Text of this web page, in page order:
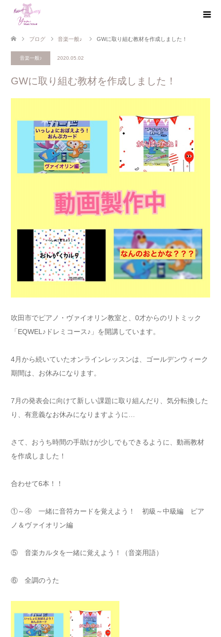
ブログ 音楽一般♪ GWに取り組む教材を作成しました！
音楽一般♪ 2020.05.02
GWに取り組む教材を作成しました！
吹田市でピアノ・ヴァイオリン教室と、0才からのリトミック
「EQWEL♪ドレミコース♪」を開講しています。
4月から続いていたオンラインレッスンは、ゴールデンウィーク
期間は、お休みになります。
7月の発表会に向けて新しい課題に取り組んだり、気分転換した
り、有意義なお休みになりますように…
さて、おうち時間の手助けが少しでもできるように、動画教材
を作成しました！
合わせて6本！！
①～④ 一緒に音符カードを覚えよう！ 初級～中級編 ピア
ノ＆ヴァイオリン編
⑤ 音楽カルタを一緒に覚えよう！（音楽用語）
⑥ 全調のうた